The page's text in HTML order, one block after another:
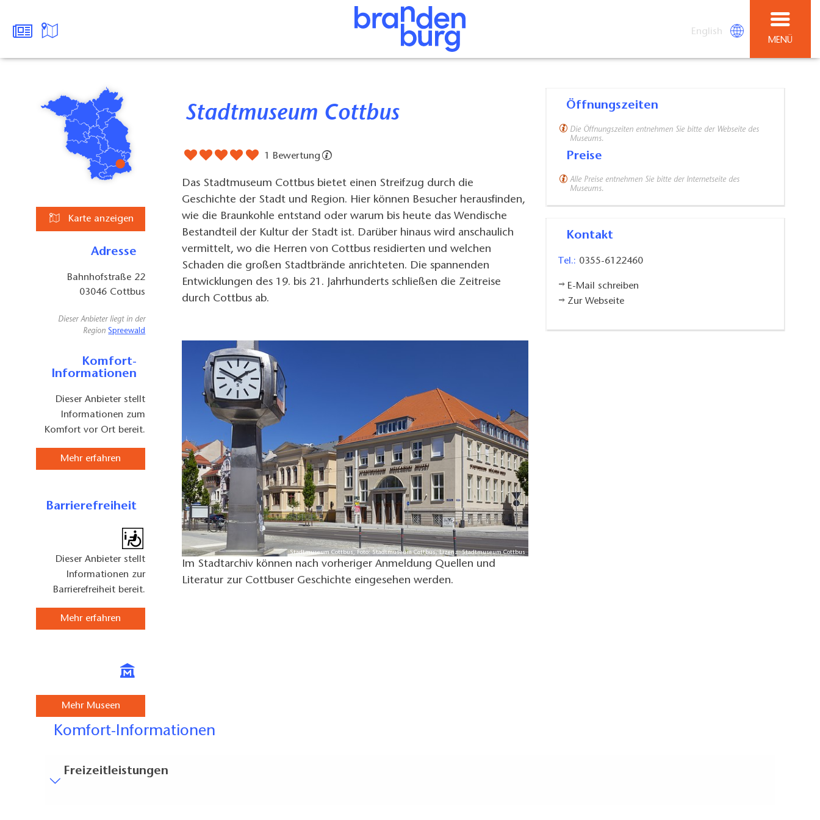
English
MENÜ
Karte anzeigen
Adresse
Bahnhofstraße 22
03046 Cottbus
Dieser Anbieter liegt in der
RegionSpreewald
Komfort-
Informationen
Dieser Anbieter stellt
Informationen zum
Komfort vor Ort bereit.
Mehr erfahren
Barrierefreiheit
Dieser Anbieter stellt
Informationen zur
Barrierefreiheit bereit.
Mehr erfahren
Mehr Museen
Stadtmuseum Cottbus
1 Bewertung
Das Stadtmuseum Cottbus bietet einen Streifzug durch die
Geschichte der Stadt und Region. Hier können Besucher herausfinden,
wie die Braunkohle entstand oder warum bis heute das Wendische
Bestandteil der Kultur der Stadt ist. Darüber hinaus wird anschaulich
vermittelt, wo die Herren von Cottbus residierten und welchen
Schaden die großen Stadtbrände anrichteten. Die spannenden
Entwicklungen des 19. bis 21. Jahrhunderts schließen die Zeitreise
durch Cottbus ab.
Stadtmuseum Cottbus, Foto: Stadtmuseum Cottbus, Lizenz: Stadtmuseum Cottbus
Im Stadtarchiv können nach vorheriger Anmeldung Quellen und
Literatur zur Cottbuser Geschichte eingesehen werden.
Öffnungszeiten
Die Öffnungszeiten entnehmen Sie bitte der Webseite des
Museums.
Preise
Alle Preise entnehmen Sie bitte der Internetseite des
Museums.
Kontakt
Tel.: 0355-6122460
E-Mail schreiben
Zur Webseite
Komfort-Informationen
Freizeitleistungen